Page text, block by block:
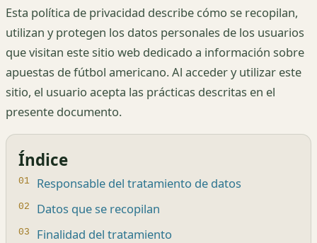
Esta política de privacidad describe cómo se recopilan,
utilizan y protegen los datos personales de los usuarios
que visitan este sitio web dedicado a información sobre
apuestas de fútbol americano. Al acceder y utilizar este
sitio, el usuario acepta las prácticas descritas en el
presente documento.
Índice
Responsable del tratamiento de datos
Datos que se recopilan
Finalidad del tratamiento